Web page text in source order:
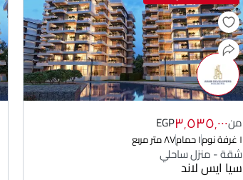
من٣٬٥٣٥٬٠٠٠EGP
١ غرفة نوم ١ حمام ٨٧ متر مربع
شقة - منزل ساحلي
سيا ايس لاند